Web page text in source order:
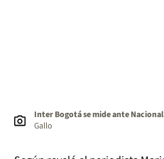
Inter Bogotá se mide ante
Gallo